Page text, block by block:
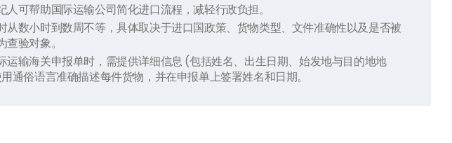
人可帮助国际运输公司简化进口流程，减轻行政负担。
从数小时到数周不等，具体取决于进口国政策、货物类型、文件准确性以及是否被
查验对象。
运输海关申报单时，需提供详细信息 (包括姓名、出生日期、始发地与目的地地
通俗语言准确描述每件货物，并在申报单上签署姓名和日期。